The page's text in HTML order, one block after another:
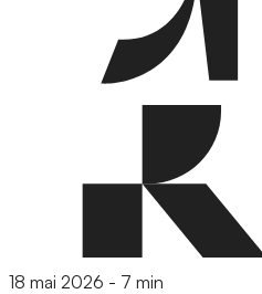
18 mai 2026 - 7 min